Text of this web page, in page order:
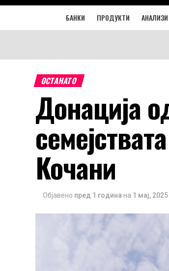
БАНКИ ПРОДУКТИ АНАЛИЗИ
ОСТАНАТО
Донација
Кочани
Објавено пред 1 година на 1 мај, 2025